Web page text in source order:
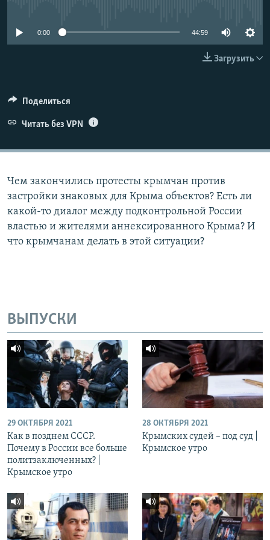
КРЫМ.НЕПОКОРЕННЫЙ
0:00 44:59
Загрузить
Поделиться
Читать без VPN
Чем закончились протесты крымчан против
застройки знаковых для Крыма объектов? Есть ли
какой-то диалог между подконтрольной России
властью и жителями аннексированного Крыма? И
что крымчанам делать в этой ситуации?
ВЫПУСКИ
29 ОКТЯБРЯ 2021
Как в позднем СССР.
Почему в России все больше
политзаключенных? |
Крымское утро
28 ОКТЯБРЯ 2021
Крымских судей – под суд |
Крымское утро